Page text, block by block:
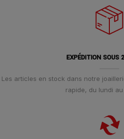
EXPÉDITION SOUS
Les articles en stock dans notre
rapide, du lundi